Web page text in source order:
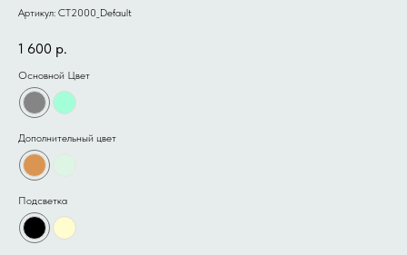
Артикул: CT2000_Default
1 600 р.
Основной Цвет
Дополнительный цвет
Подсветка